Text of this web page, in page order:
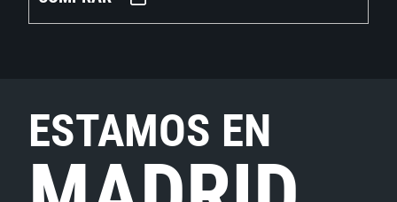
ESTAMOS EN